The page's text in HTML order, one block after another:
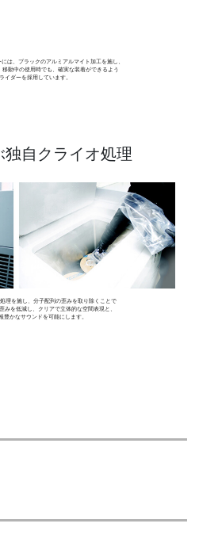
は、ブラックのアルミアルマイト加工を施し、
動中の使用時でも、確実な装着ができるよう
イダーを採用しています。
自クライオ処理
理を施し、分子配列の歪みを取り除くことで
みを低減し、クリアで立体的な空間表現と、
豊かなサウンドを可能にします。